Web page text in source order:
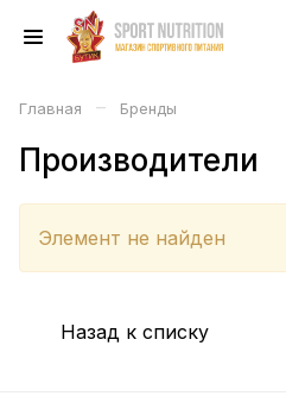
Главная – Бренды
Производители
Элемент не найден
Назад к списку